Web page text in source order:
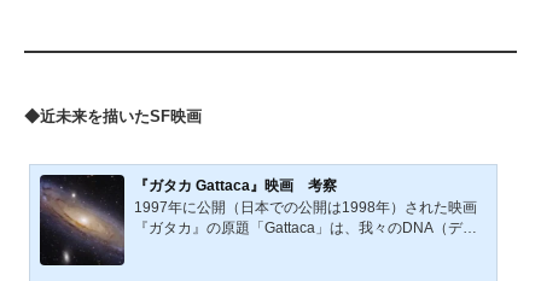
◆近未来を描いたSF映画
『ガタカ Gattaca』映画 考察
1997年に公開（日本での公開は1998年）された映画
『ガタカ』の原題「Gattaca」は、我々のDNA（デオ